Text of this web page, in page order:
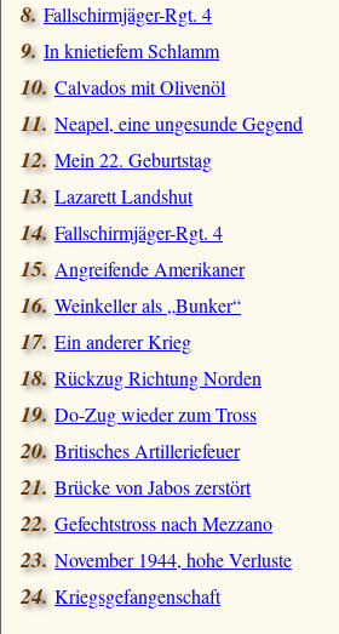
Fallschirmjäger-Rgt. 4
In knietiefem Schlamm
Calvados mit Olivenöl
Neapel, eine ungesunde Gegend
Mein 22. Geburtstag
Lazarett Landshut
Fallschirmjäger-Rgt. 4
Angreifende Amerikaner
Weinkeller als Bunker
Ein anderer Krieg
Rückzug Richtung Norden
Do-Zug wieder zum Tross
Britisches Artilleriefeuer
Brücke von Jabos zerstört
Gefechtstross nach Mezzano
November 1944, hohe Verluste
Kriegsgefangenschaft